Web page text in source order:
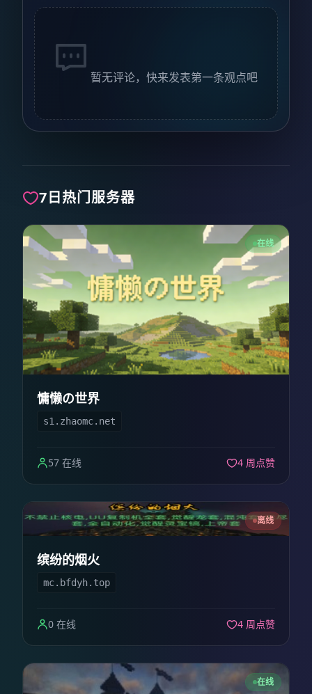
暂无评论，快来发表第一条观点吧
7日热门服务器
在线
慵懒の世界
s1.zhaomc.net
57 在线 4 周点赞
离线
缤纷的烟火
mc.bfdyh.top
0 在线 4 周点赞
在线